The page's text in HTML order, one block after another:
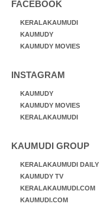
FACEBOOK
KERALAKAUMUDI
KAUMUDY
KAUMUDY MOVIES
INSTAGRAM
KAUMUDY
KAUMUDY MOVIES
KERALAKAUMUDI
KAUMUDI GROUP
KERALAKAUMUDI DAILY
KAUMUDY TV
KERALAKAUMUDI.COM
KAUMUDI.COM